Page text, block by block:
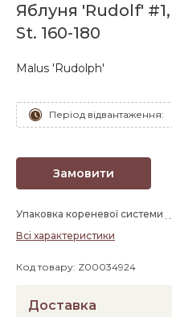
Яблуня 'Rudolf'
St. 160-180
Malus 'Rudolph'
Період відвантаження:
Замовити
Упаковка кореневої системи
Всі характеристики
Код товару: Z00034924
Доставка